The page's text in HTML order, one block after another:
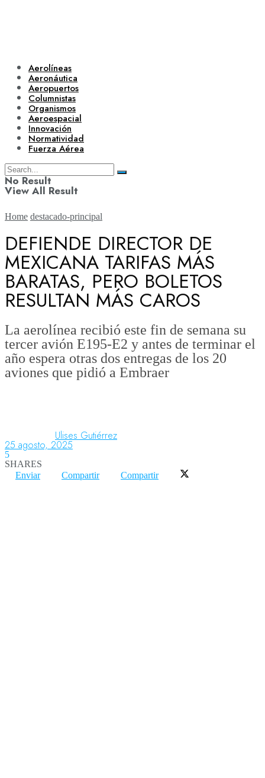
Aerolíneas
Aeronáutica
Aeropuertos
Columnistas
Organismos
Aeroespacial
Innovación
Normatividad
Fuerza Aérea
No Result
View All Result
Aerolíneas
Aeronáutica
Aeropuertos
Organismos
Aeroespacial
Home destacado-principal
DEFIENDE DIRECTOR DE
MEXICANA TARIFAS MÁS
BARATAS, PERO BOLETOS
RESULTAN MÁS CAROS
La aerolínea recibió este fin de semana su
tercer avión E195-E2 y antes de terminar el
año espera otras dos entregas de los 20
aviones que pidió a Embraer
Ulises Gutiérrez
25 agosto, 2025
5
SHARES
Enviar
Compartir Compartir